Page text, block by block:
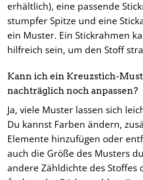
erhältlich), eine passende
stumpfer Spitze und eine
ein Muster. Ein Stickrahmen
hilfreich sein, um den Stoff
Kann ich ein Kreuzstich-
nachträglich noch anpassen?
Ja, viele Muster lassen sich
Du kannst Farben ändern,
Elemente hinzufügen oder
auch die Größe des Musters
andere Zähldichte des Stoffes